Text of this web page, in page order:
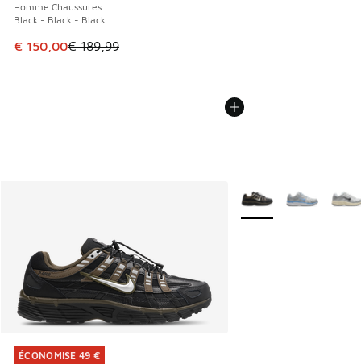
Homme Chaussures
Black - Black - Black
Cet article est en promotion. Prix en baisse de € 189,99 à
€ 150,00€ 189,99
ÉCONOMISE 49 €
ÉCONOMISE 49 €
Plus de couleurs